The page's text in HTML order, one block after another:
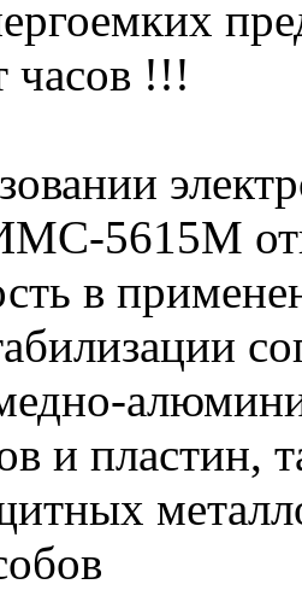
часов !!!
5615М
в
и пластин,